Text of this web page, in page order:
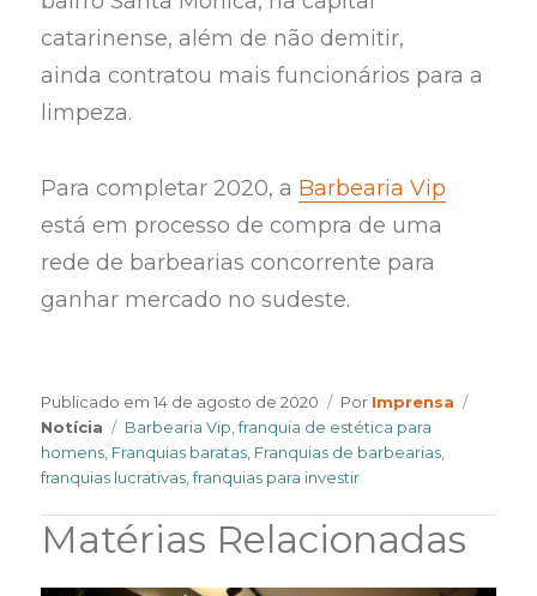
catarinense, além de não demitir,
ainda contratou mais funcionários para a
limpeza.
Para completar 2020, a Barbearia Vip
está em processo de compra de uma
rede de barbearias concorrente para
ganhar mercado no sudeste.
Publicado em14 de agosto de 2020 Por Author
Imprensa
Notícia
Tags
Barbearia Vip,franquia de estética para
homens, Franquias baratas, Franquias de barbearias,
franquias lucrativas,franquias para investir
Matérias Relacionadas